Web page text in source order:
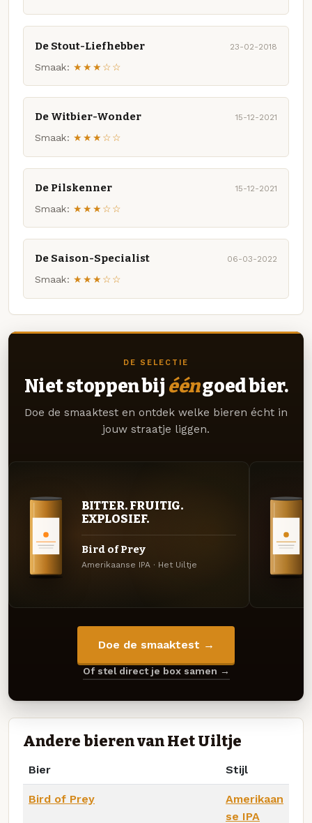
De Stout-Liefhebber 23-02-2018
Smaak: ★★★☆☆
De Witbier-Wonder 15-12-2021
Smaak: ★★★☆☆
De Pilskenner 15-12-2021
Smaak: ★★★☆☆
De Saison-Specialist 06-03-2022
Smaak: ★★★☆☆
DE SELECTIE
Niet stoppen bij ééngoed bier.
Doe de smaaktest en ontdek welke bieren écht in
jouw straatje liggen.
BITTER. FRUITIG.
EXPLOSIEF.
Bird of Prey
Amerikaanse IPA · Het Uiltje
Doe de smaaktest →
Of stel direct je box samen →
Andere bieren van Het Uiltje
Bier Stijl
Bird of Prey
Amerikaan
se IPA